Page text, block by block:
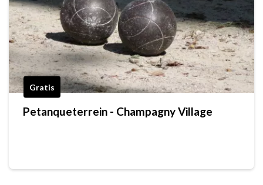
Gratis
Petanqueterrein - Champagny Village